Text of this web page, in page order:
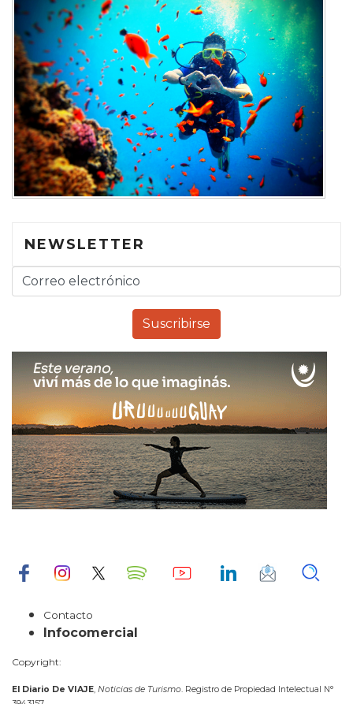
NEWSLETTER
Contacto
Infocomercial
Copyright:
El Diario De VIAJE Noticias de Turismo . Registro de Propiedad Intelectual N°